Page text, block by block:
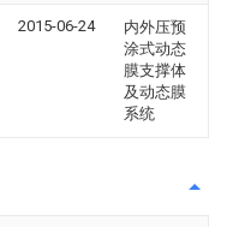
2015-06-24
内外压预
涂式动态
膜支撑体
及动态膜
系统